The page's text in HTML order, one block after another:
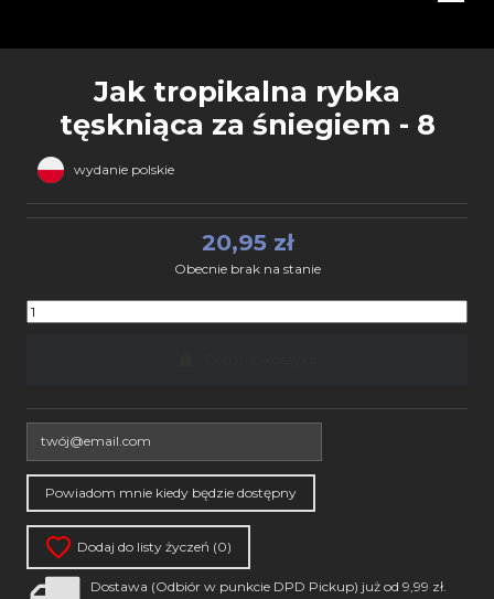
Jak tropikalna rybka
tęskniąca za śniegiem - 8
wydanie polskie
20,95 zł
Obecnie brak na stanie
Dodaj do listy życzeń (0)
Dostawa (Odbiór w punkcie DPD Pickup) już od 9,99 zł.